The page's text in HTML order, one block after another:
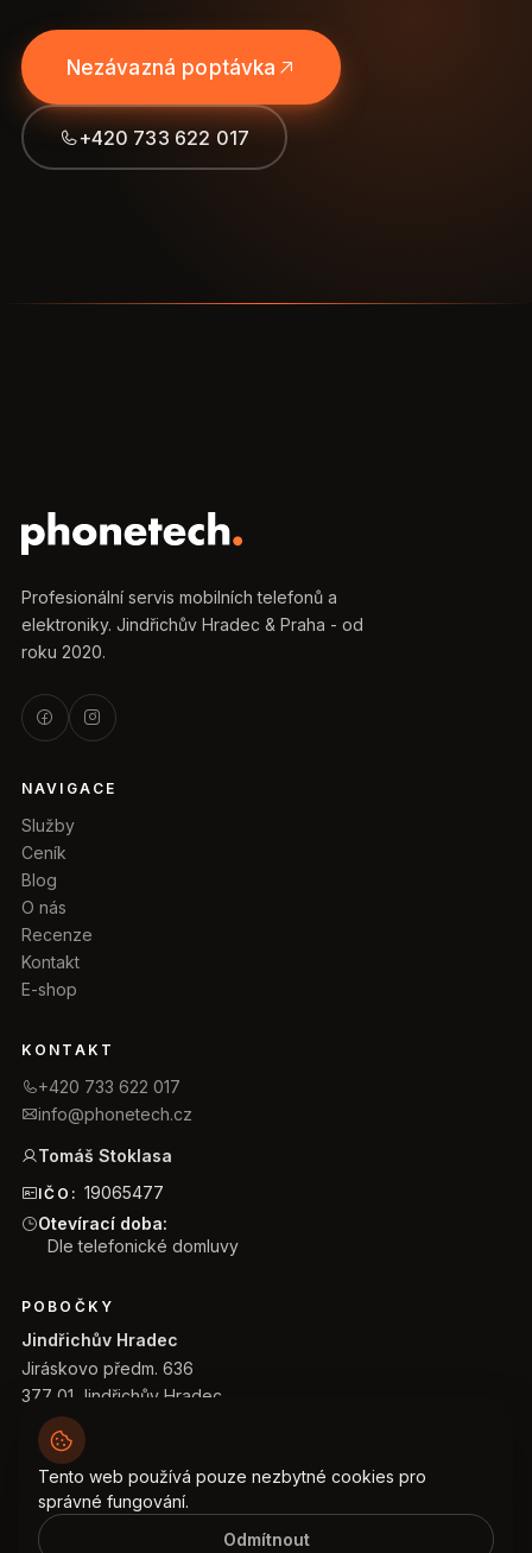
Nezávazná poptávka
+420 733 622 017
Profesionální servis mobilních telefonů a
elektroniky. Jindřichův Hradec & Praha - od
roku 2020.
NAVIGACE
Služby
Ceník
Blog
O nás
Recenze
Kontakt
E-shop
KONTAKT
+420 733 622 017
info@phonetech.cz
Tomáš Stoklasa
IČO: 19065477
Otevírací doba:
Dle telefonické domluvy
POBOČKY
Jindřichův Hradec
Jiráskovo předm. 636
377 01 Jindřichův Hradec
Praha 3
Jeseniova 1196/52
130 00 Praha - Žižkov
Tento web používá pouze nezbytné cookies pro
správné fungování.
Odmítnout